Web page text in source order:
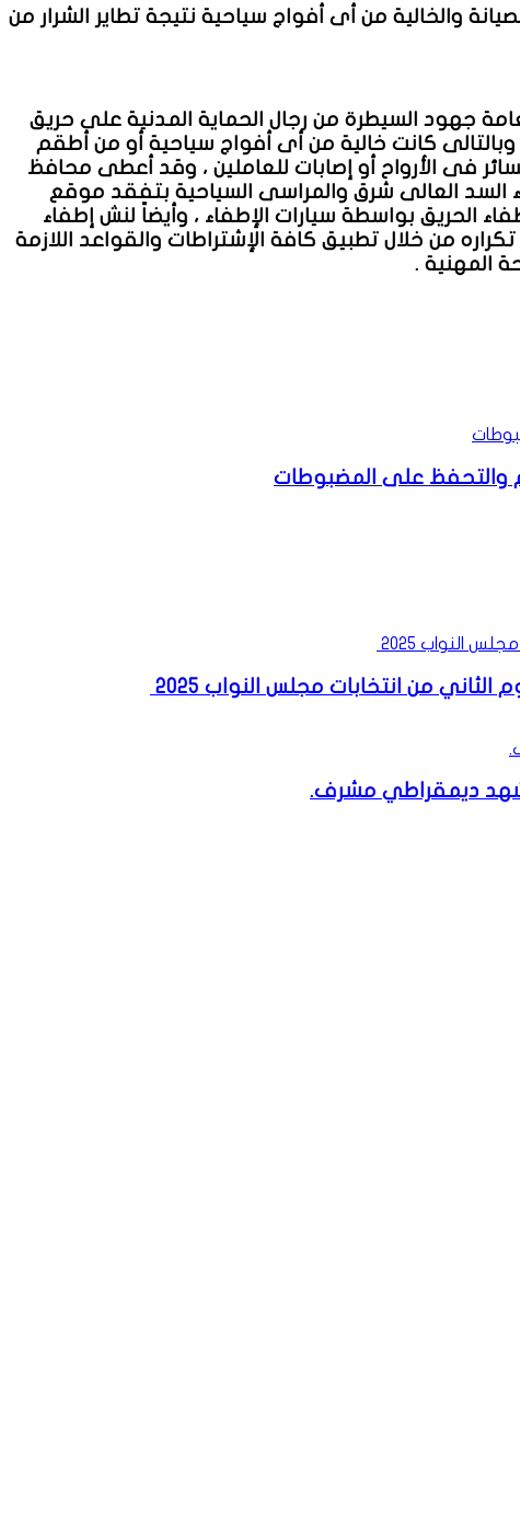
والخالية من أى أفواج سياحية نتيجة تطاير الشرار من
جهود السيطرة من رجال الحماية المدنية على حريق
وبالتالى كانت خالية من أى أفواج سياحية أو من أطقم
فى الأرواح أو إصابات للعاملين ، وقد أعطى محافظ
السد العالى شرق والمراسى السياحية بتفقد موقع
الحريق بواسطة سيارات الإطفاء ، وأيضاً لنش إطفاء
من خلال تطبيق كافة الإشتراطات والقواعد اللازمة
المهنية .
من انتخابات مجلس النواب ٢٠٢٥
ومشهد ديمقراطي مشرف.